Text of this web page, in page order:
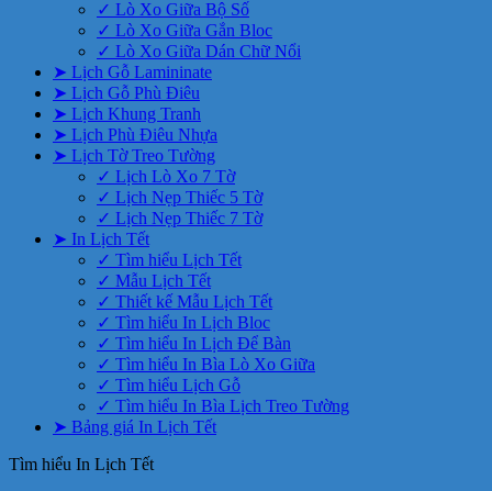
✓ Lò Xo Giữa Bộ Số
✓ Lò Xo Giữa Gắn Bloc
✓ Lò Xo Giữa Dán Chữ Nổi
➤ Lịch Gỗ Lamininate
➤ Lịch Gỗ Phù Điêu
➤ Lịch Khung Tranh
➤ Lịch Phù Điêu Nhựa
➤ Lịch Tờ Treo Tường
✓ Lịch Lò Xo 7 Tờ
✓ Lịch Nẹp Thiếc 5 Tờ
✓ Lịch Nẹp Thiếc 7 Tờ
➤ In Lịch Tết
✓ Tìm hiểu Lịch Tết
✓ Mẫu Lịch Tết
✓ Thiết kế Mẫu Lịch Tết
✓ Tìm hiểu In Lịch Bloc
✓ Tìm hiểu In Lịch Để Bàn
✓ Tìm hiểu In Bìa Lò Xo Giữa
✓ Tìm hiểu Lịch Gỗ
✓ Tìm hiểu In Bìa Lịch Treo Tường
➤ Bảng giá In Lịch Tết
Tìm hiểu In Lịch Tết